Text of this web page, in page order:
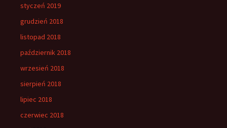
styczeń 2019
grudzień 2018
listopad 2018
październik 2018
wrzesień 2018
sierpień 2018
lipiec 2018
czerwiec 2018